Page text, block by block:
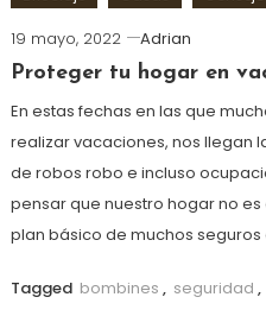
19 mayo, 2022
Adrian
Proteger tu hogar en
En estas fechas en las que
realizar vacaciones, nos llegan
de robos robo e incluso
pensar que nuestro hogar no
plan básico de muchos
Tagged bombines , seguridad ,